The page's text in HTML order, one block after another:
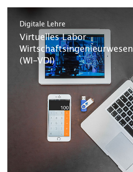
Digitale Lehre
Virtuelles Labor
Wirtschaftsingenieurwesen
(WI-VDI)